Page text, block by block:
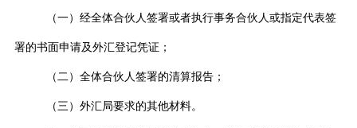
（一）经全体合伙人签署或者执行事务合伙人或指定代表签
署的书面申请及外汇登记凭证；
（二）全体合伙人签署的清算报告；
（三）外汇局要求的其他材料。